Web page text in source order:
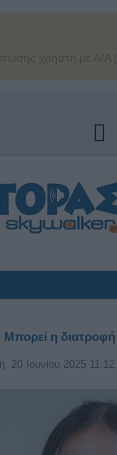
χρήστη με Α/Α
Μπορεί η
20 Ιουνίου 2025 11:12